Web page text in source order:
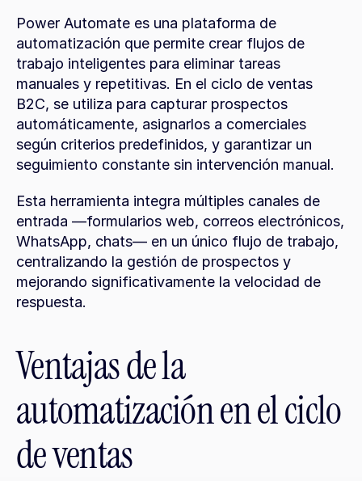
Power Automate es una plataforma de
automatización que permite crear flujos de
trabajo inteligentes para eliminar tareas
manuales y repetitivas. En el ciclo de ventas
B2C, se utiliza para capturar prospectos
automáticamente, asignarlos a comerciales
según criterios predefinidos, y garantizar un
seguimiento constante sin intervención manual.
Esta herramienta integra múltiples canales de
entrada —formularios web, correos electrónicos,
WhatsApp, chats— en un único flujo de trabajo,
centralizando la gestión de prospectos y
mejorando significativamente la velocidad de
respuesta.
Ventajas de la
automatización en el ciclo
de ventas